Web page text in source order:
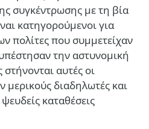
συγκέντρωσης με τη βία
κατηγορούμενοι για
πολίτες που συμμετείχαν
την αστυνομική
αυτές οι
μερικούς διαδηλωτές και
καταθέσεις